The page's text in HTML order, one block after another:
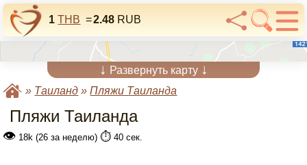
1 THB =2.48 RUB
↓ Развернуть карту ↓
» Таиланд »Пляжи Таиланда
Пляжи Таиланда
👁 18k (26 за неделю) ⏱️ 40 сек.